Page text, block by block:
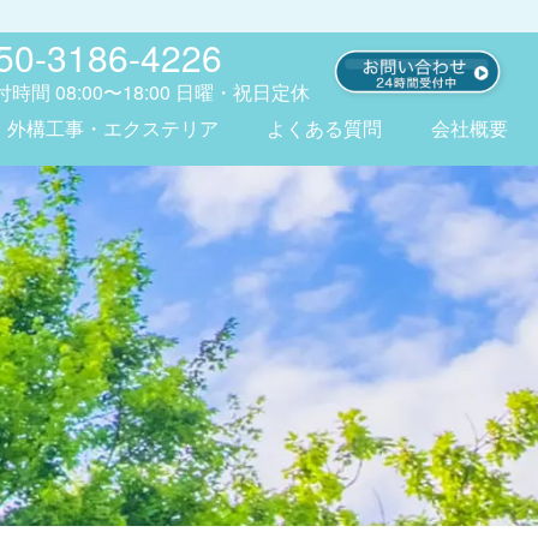
3186-4226
時間08:00〜18:00 日曜・祝日定休
外構工事・エクステリア
よくある質問 会社概要